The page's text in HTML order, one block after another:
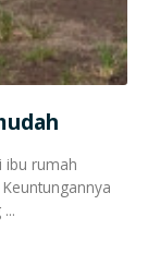
ibu rumah